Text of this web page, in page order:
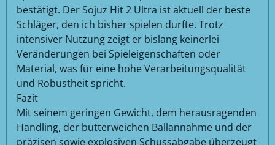
bestätigt. Der Sojuz Hit 2 Ultra ist aktuell der beste
Schläger, den ich bisher spielen durfte. Trotz
intensiver Nutzung zeigt er bislang keinerlei
Veränderungen bei Spieleigenschaften oder
Material, was für eine hohe Verarbeitungsqualität
und Robustheit spricht.
Fazit
Mit seinem geringen Gewicht, dem herausragenden
Handling, der butterweichen Ballannahme und der
präzisen sowie explosiven Schussabgabe überzeugt